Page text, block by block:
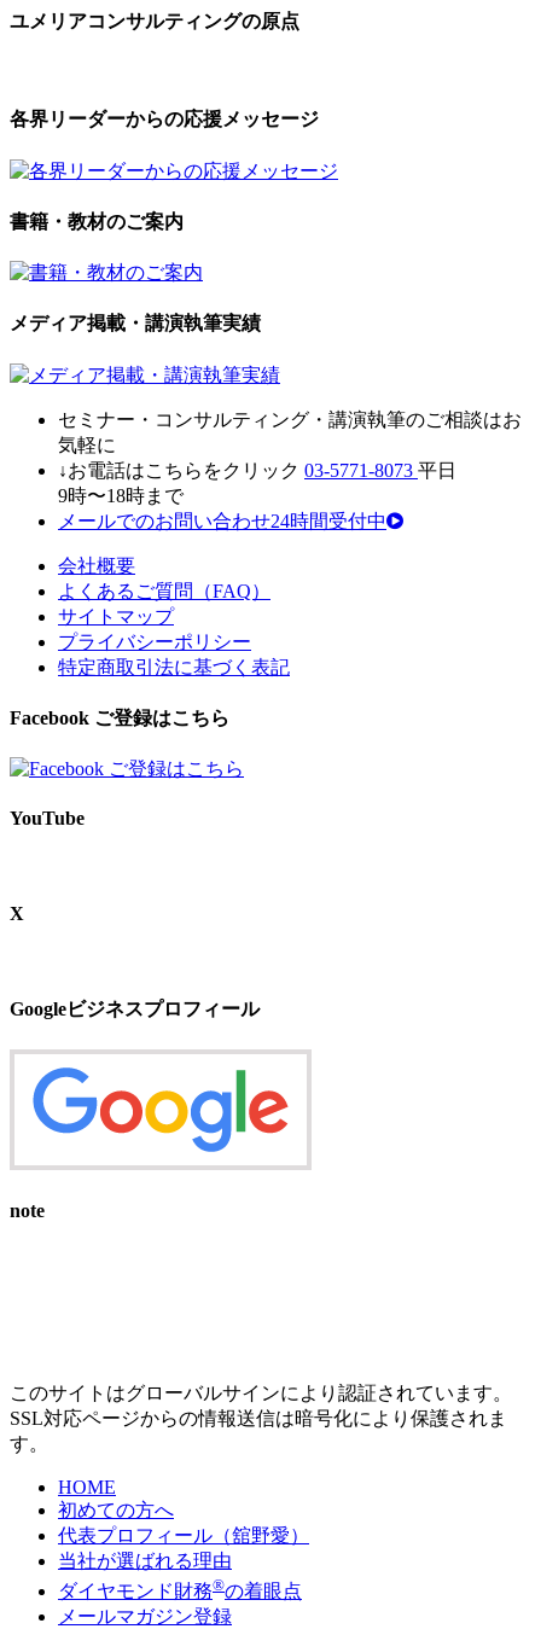
ユメリアコンサルティングの原点
各界リーダーからの応援メッセージ
書籍・教材のご案内
メディア掲載・講演執筆実績
セミナー・ コンサルティング・ 講演執筆のご相談はお
気軽に
↓お電話はこちらをクリック 03-5771-8073 平日
9時〜18時まで
メールでのお問い合わせ24時間受付中
会社概要
よくあるご質問（FAQ）
サイトマップ
プライバシーポリシー
特定商取引法に基づく表記
Facebook ご登録はこちら
YouTube
X
Googleビジネスプロフィール
note
このサイトはグローバルサインにより認証されています。
SSL対応ページからの情報送信は暗号化により保護されま
す。
HOME
初めての方へ
代表プロフィール（舘野愛）
当社が選ばれる理由
ダイヤモンド財務®の着眼点
メールマガジン登録